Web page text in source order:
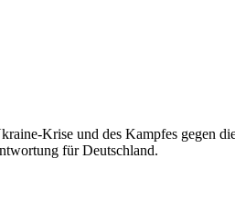
Krise und des Kampfes gegen
für Deutschland.